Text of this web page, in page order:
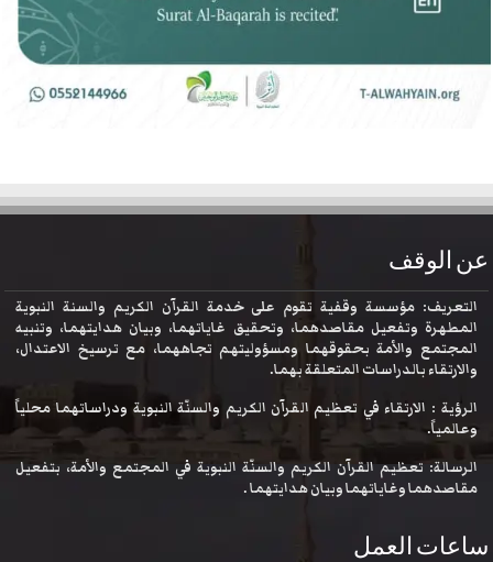
عن الوقف
التعريف: مؤسسة وقفية تقوم على خدمة القرآن الكريم والسنة النبوية
المطهرة وتفعيل مقاصدهما، وتحقيق غاياتهما، وبيان هدايتهما، وتنبيه
المجتمع والأمة بحقوقهما ومسؤوليتهم تجاههما، مع ترسيخ الاعتدال،
والارتقاء بالدراسات المتعلقة بهما.
الرؤية : الارتقاء في تعظيم القرآن الكريم والسنّة النبوية ودراساتهما محلياً
وعالمياً.
الرسالة: تعظيم القرآن الكريم والسنّة النبوية في المجتمع والأمة، بتفعيل
مقاصدهما وغاياتهما وبيان هدايتهما .
ساعات العمل